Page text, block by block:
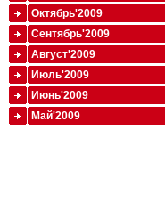
Октябрь'2009
Сентябрь'2009
Август'2009
Июль'2009
Июнь'2009
Май'2009